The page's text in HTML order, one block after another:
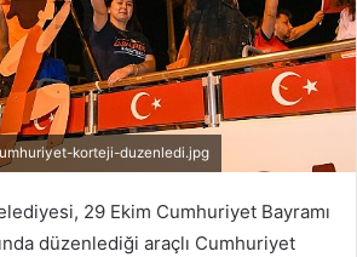
korteji-duzenledi.jpg
29 Ekim Cumhuriyet Bayramı
düzenlediği araçlı Cumhuriyet